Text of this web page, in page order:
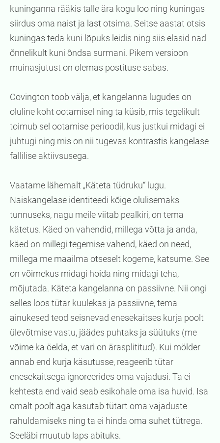
kuninganna rääkis talle ära kogu loo ning kuningas
siirdus oma naist ja last otsima. Seitse aastat otsis
kuningas teda kuni lõpuks leidis ning siis elasid nad
õnnelikult kuni õndsa surmani. Pikem versioon
muinasjutust on olemas postituse sabas.
Covington toob välja, et kangelanna lugudes on
oluline koht ootamisel ning ta küsib, mis tegelikult
toimub sel ootamise perioodil, kus justkui midagi ei
juhtugi ning mis on nii tugevas kontrastis kangelase
fallilise aktiivsusega.
Vaatame lähemalt „Käteta tüdruku“ lugu.
Naiskangelase identiteedi kõige olulisemaks
tunnuseks, nagu meile viitab pealkiri, on tema
kätetus. Käed on vahendid, millega võtta ja anda,
käed on millegi tegemise vahend, käed on need,
millega me maailma otseselt kogeme, katsume. See
on võimekus midagi hoida ning midagi teha,
mõjutada. Käteta kangelanna on passiivne. Nii ongi
selles loos tütar kuulekas ja passiivne, tema
ainukesed teod seisnevad enesekaitses kurja poolt
ülevõtmise vastu, jäädes puhtaks ja süütuks (me
võime ka öelda, et vari on ärasplititud). Kui mölder
annab end kurja käsutusse, reageerib tütar
enesekaitsega ignoreerides oma vajadusi. Ta ei
kehtesta end vaid seab esikohale oma isa huvid. Isa
omalt poolt aga kasutab tütart oma vajaduste
rahuldamiseks ning ta ei hinda oma suhet tütrega.
Seeläbi muutub laps abituks.